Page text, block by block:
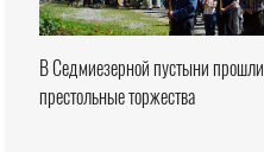
В Седмиезерной пустыни прошли
престольные торжества